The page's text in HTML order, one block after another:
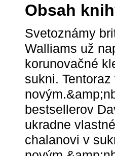
Obsah
Svetoznámy
Walliams už
korunovačné
sukni.
bestsellerov
ukradne
chalanovi v